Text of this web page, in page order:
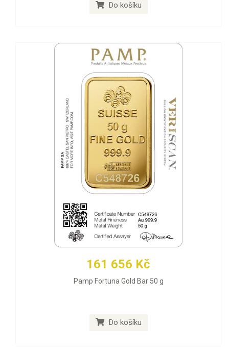
Do košíku
161 656 Kč
Pamp Fortuna Gold Bar 50 g
Do košíku